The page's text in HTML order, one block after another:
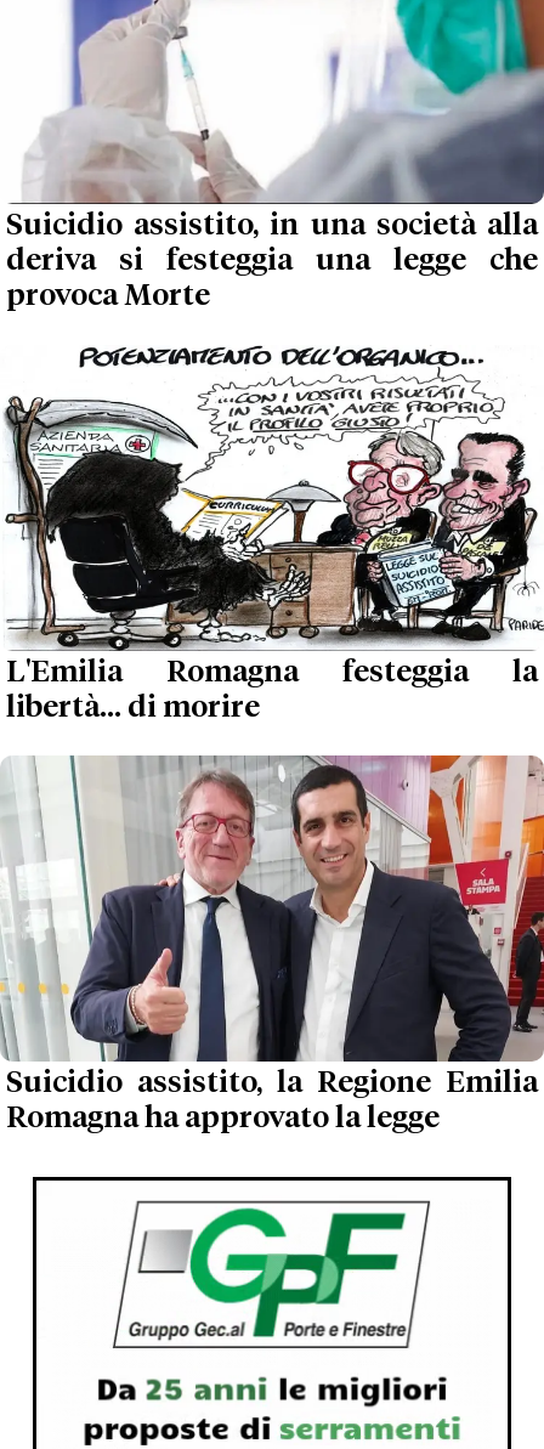
Suicidio assistito, in una società alla
deriva si festeggia una legge che
provoca Morte
L'Emilia Romagna festeggia la
libertà... di morire
Suicidio assistito, la Regione Emilia
Romagna ha approvato la legge